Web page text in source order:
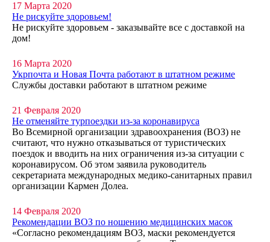
17 Марта 2020
Не рискуйте здоровьем!
Не рискуйте здоровьем - заказывайте все с доставкой на
дом!
16 Марта 2020
Укрпочта и Новая Почта работают в штатном режиме
Службы доставки работают в штатном режиме
21 Февраля 2020
Не отменяйте турпоездки из-за коронавируса
Во Всемирной организации здравоохранения (ВОЗ) не
считают, что нужно отказываться от туристических
поездок и вводить на них ограничения из-за ситуации с
коронавирусом. Об этом заявила руководитель
секретариата международных медико-санитарных правил
организации Кармен Долеа.
14 Февраля 2020
Рекомендации ВОЗ по ношению медицинских масок
«Согласно рекомендациям ВОЗ, маски рекомендуется